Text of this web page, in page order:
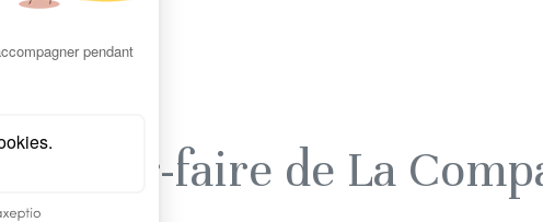
Le savoir-faire de La